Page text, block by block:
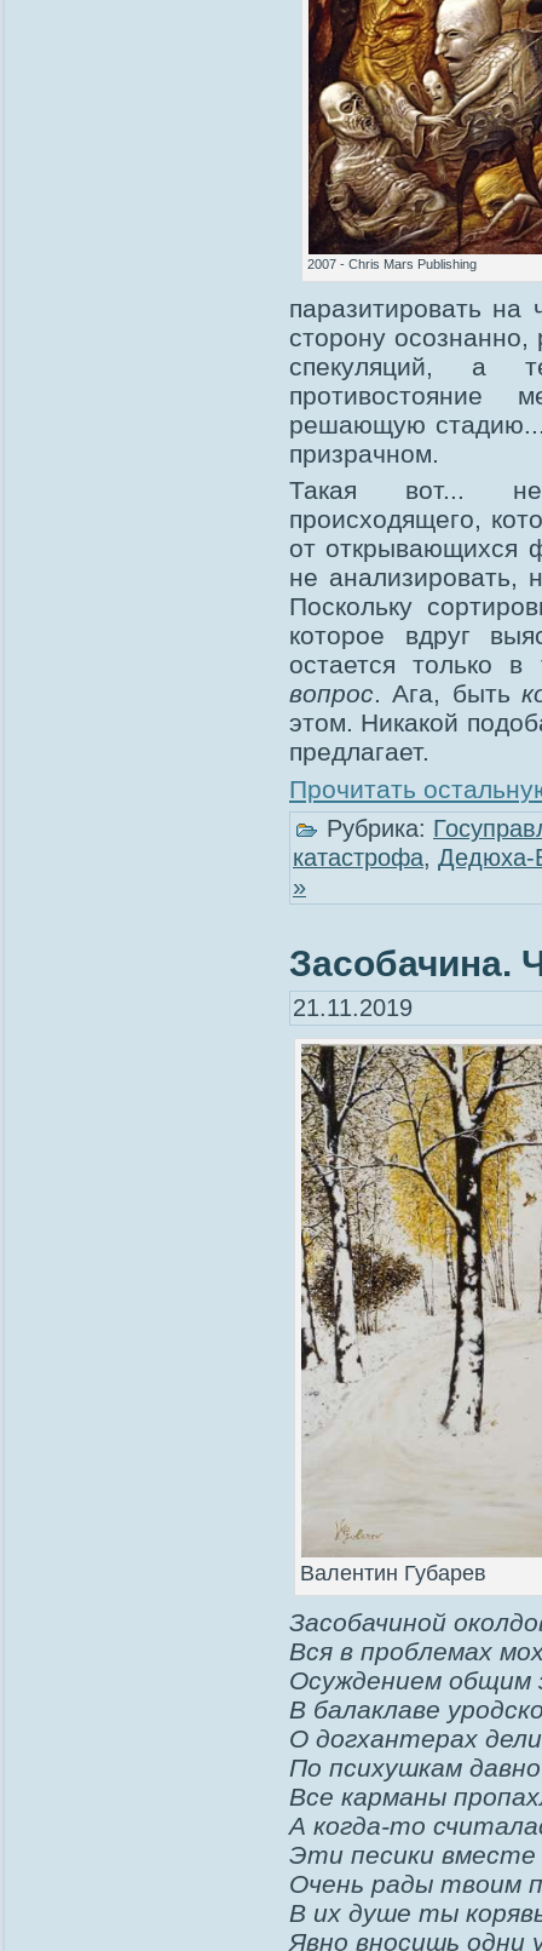
2007 - Chris Mars Publishing
паразитировать
сторону осознанно,
спекуляций, а
решающую стадию...
призрачном.
Такая вот...
происходящего,
от открывающихся
не анализировать,
Поскольку
которое вдруг
остается только
вопрос. Ага, быть
этом. Никакой
предлагает.
Прочитать
Рубрика:
катастрофа, Дедюха-
»
Засобачина.
21.11.2019
Валентин Губарев
Засобачиной
Вся в проблемах
Осуждением общим
В балаклаве
О догхантерах
По психушкам
Все карманы
А когда-то
Эти песики вместе
Очень рады твоим
В их душе ты
Явно вносишь одни